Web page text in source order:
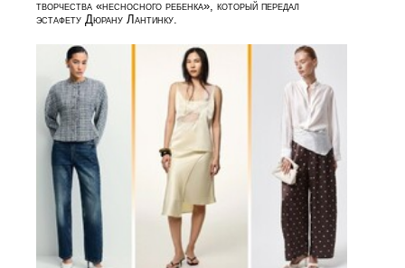
творчества «несносного ребенка», который передал
эстафету Дюрану Лантинку.